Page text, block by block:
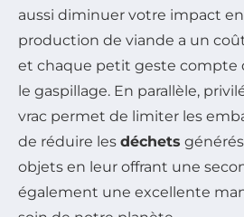
aussi diminuer votre impact
production de viande a un
et chaque petit geste compte
le gaspillage. En parallèle,
vrac permet de limiter les
de réduire les déchets
objets en leur offrant une
également une excellente